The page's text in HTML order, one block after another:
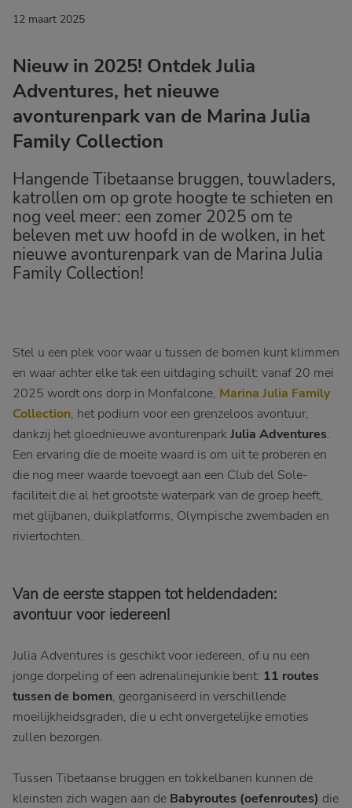
12 maart 2025
Nieuw in 2025! Ontdek Julia
Adventures, het nieuwe
avonturenpark van de Marina Julia
Family Collection
Hangende Tibetaanse bruggen, touwladers,
katrollen om op grote hoogte te schieten en
nog veel meer: een zomer 2025 om te
beleven met uw hoofd in de wolken, in het
nieuwe avonturenpark van de Marina Julia
Family Collection!
Stel u een plek voor waar u tussen de bomen kunt klimmen
en waar achter elke tak een uitdaging schuilt: vanaf 20 mei
2025 wordt ons dorp in Monfalcone, Marina Julia Family
Collection, het podium voor een grenzeloos avontuur,
dankzij het gloednieuwe avonturenparkJulia Adventures.
Een ervaring die de moeite waard is om uit te proberen en
die nog meer waarde toevoegt aan een Club del Sole-
faciliteit die al het grootste waterpark van de groep heeft,
met glijbanen, duikplatforms, Olympische zwembaden en
riviertochten.
Van de eerste stappen tot heldendaden:
avontuur voor iedereen!
Julia Adventures is geschikt voor iedereen, of u nu een
jonge dorpeling of een adrenalinejunkie bent: 11 routes
tussen de bomen, georganiseerd in verschillende
moeilijkheidsgraden, die u echt onvergetelijke emoties
zullen bezorgen.
Tussen Tibetaanse bruggen en tokkelbanen kunnen de
kleinsten zich wagen aan de Babyroutes (oefenroutes) die